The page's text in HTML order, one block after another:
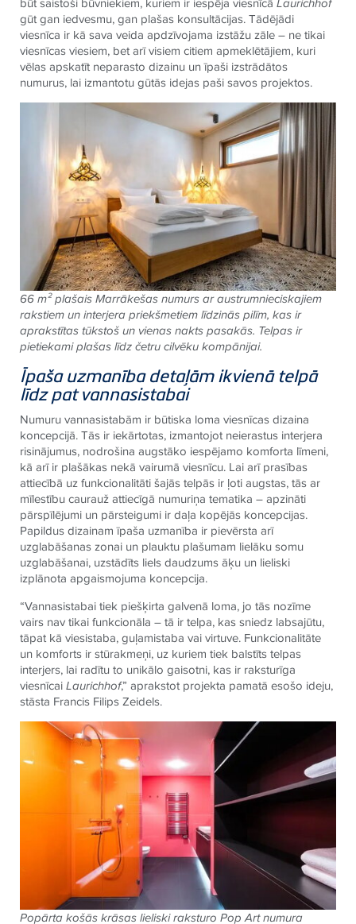
gūt gan iedvesmu, gan plašas konsultācijas. Tādējādi
viesnīca ir kā sava veida apdzīvojama izstāžu zāle – ne tikai
viesnīcas viesiem, bet arī visiem citiem apmeklētājiem, kuri
vēlas apskatīt neparasto dizainu un īpaši izstrādātos
numurus, lai izmantotu gūtās idejas paši savos projektos.
66 m² plašais Marrākešas numurs ar austrumnieciskajiem
rakstiem un interjera priekšmetiem līdzinās pilīm, kas ir
aprakstītas tūkstoš un vienas nakts pasakās. Telpas ir
pietiekami plašas līdz četru cilvēku kompānijai.
Īpaša uzmanība detaļām ikvienā telpā
līdz pat vannasistabai
Numuru vannasistabām ir būtiska loma viesnīcas dizaina
koncepcijā. Tās ir iekārtotas, izmantojot neierastus interjera
risinājumus, nodrošina augstāko iespējamo komforta līmeni,
kā arī ir plašākas nekā vairumā viesnīcu. Lai arī prasības
attiecībā uz funkcionalitāti šajās telpās ir ļoti augstas, tās ar
mīlestību caurauž attiecīgā numuriņa tematika – apzināti
pārspīlējumi un pārsteigumi ir daļa kopējās koncepcijas.
Papildus dizainam īpaša uzmanība ir pievērsta arī
uzglabāšanas zonai un plauktu plašumam lielāku somu
uzglabāšanai, uzstādīts liels daudzums āķu un lieliski
izplānota apgaismojuma koncepcija.
“Vannasistabai tiek piešķirta galvenā loma, jo tās nozīme
vairs nav tikai funkcionāla – tā ir telpa, kas sniedz labsajūtu,
tāpat kā viesistaba, guļamistaba vai virtuve. Funkcionalitāte
un komforts ir stūrakmeņi, uz kuriem tiek balstīts telpas
interjers, lai radītu to unikālo gaisotni, kas ir raksturīga
viesnīcaiLaurichhof,” aprakstot projekta pamatā esošo ideju,
stāsta Francis Filips Zeidels.
Popārta košās krāsas lieliski raksturo Pop Art numura